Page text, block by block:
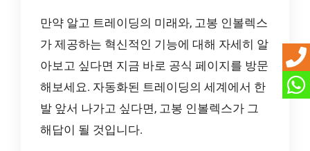
만약 알고 트레이딩의 미래와, 고봉 인볼렉스
가 제공하는 혁신적인 기능에 대해 자세히 알
아보고 싶다면 지금 바로 공식 페이지를 방문
해보세요. 자동화된 트레이딩의 세계에서 한
발 앞서 나가고 싶다면, 고봉 인볼렉스가 그
해답이 될 것입니다.